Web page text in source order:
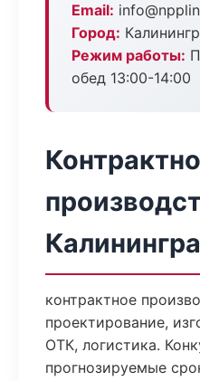
Email:
Город:
Режим работы:
обед 13:00-14:00
контрактное
проектирование,
ОТК, логистика.
прогнозируемые